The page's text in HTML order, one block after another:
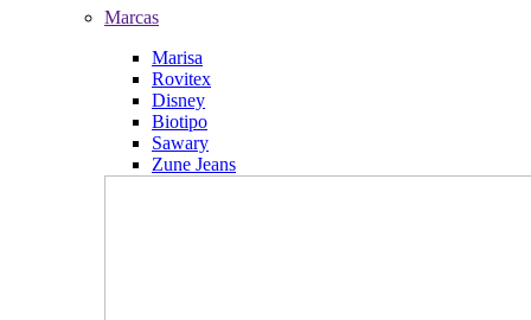
Marcas
Marisa
Rovitex
Disney
Biotipo
Sawary
Zune Jeans